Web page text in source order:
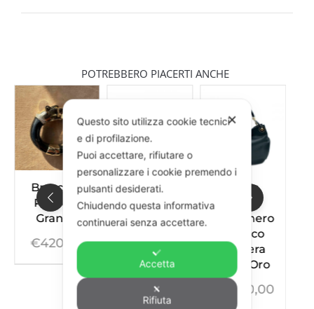
POTREBBERO PIACERTI ANCHE
Bracciale
Pantera
Mini
€245,00
Baby
Cervo nero
Testa Oro
Pantera
€
✕
Questo sito utilizza cookie tecnici
e di profilazione.
Puoi accettare, rifiutare o
personalizzare i cookie premendo i
pulsanti desiderati.
Chiudendo questa informativa
continuerai senza accettare.
Accetta
Rifiuta